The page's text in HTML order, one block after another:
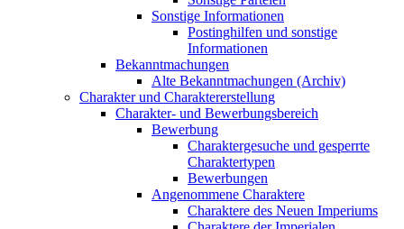
Sonstige Informationen
Postinghilfen und sonstige
Informationen
Bekanntmachungen
Alte Bekanntmachungen (Archiv)
Charakter und Charaktererstellung
Charakter- und Bewerbungsbereich
Bewerbung
Charaktergesuche und gesperrte
Charaktertypen
Bewerbungen
Angenommene Charaktere
Charaktere des Neuen Imperiums